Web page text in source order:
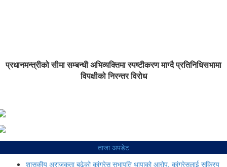
प्रधानमन्त्रीको सीमा सम्बन्धी अभिव्यक्तिमा स्पष्टीकरण माग्दै प्रतिनिधिसभामा
विपक्षीको निरन्तर विरोध
ताजा अपडेट
शासकीय अराजकता बढेको कांग्रेस सभापति थापाको आरोप, कांग्रेसलाई सक्रिय